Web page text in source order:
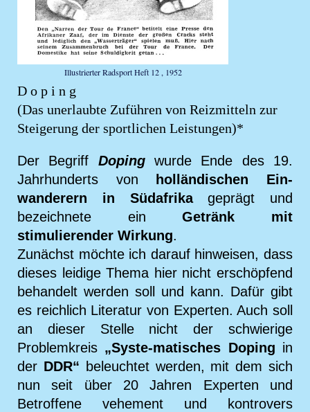
Illustrierter Radsport Heft 12 , 1952
D o p i n g
(Das unerlaubte Zuführen von Reizmitteln zur
Steigerung der sportlichen Leistungen)*
Der Begriff Dopingwurde Ende des 19.
Jahrhunderts von
holländischen Ein-
wanderern in Südafrikageprägt und
bezeichnete einGetränk mit
stimulierender Wirkung.
Zunächst möchte ich darauf hinweisen, dass
dieses leidige Thema hier nicht erschöpfend
behandelt werden soll und kann. Dafür gibt
es reichlich Literatur von Experten. Auch soll
an dieser Stelle nicht der schwierige
Problemkreis „Syste-matisches Doping in
der DDR“ beleuchtet werden, mit dem sich
nun seit über 20 Jahren Experten und
Betroffene vehement und kontrovers